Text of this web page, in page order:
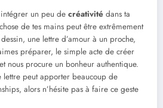
un peu de créativité dans ta
de tes mains peut être extrêmement
une lettre d’amour à un proche,
préparer, le simple acte de créer
nous procure un bonheur authentique.
lettre peut apporter beaucoup de
alors n’hésite pas à faire ce geste